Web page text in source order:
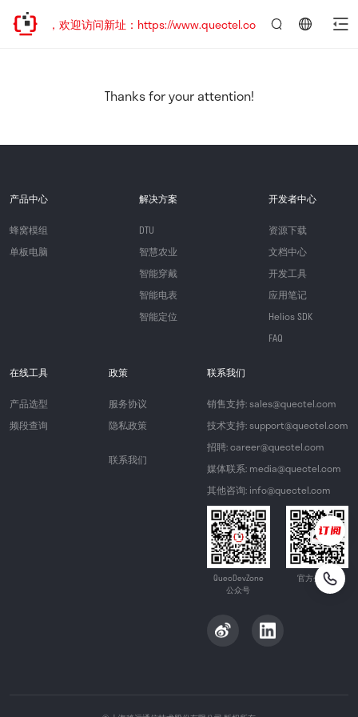
已迁移，欢迎访问新址：https://www.quectel.com.cn
Thanks for your attention!
产品中心
蜂窝模组
单板电脑
解决方案
DTU
智慧农业
智能穿戴
智能电表
智能定位
开发者中心
资源下载
文档中心
开发工具
应用笔记
Helios SDK
FAQ
在线工具
产品选型
频段查询
政策
服务协议
隐私政策
联系我们
联系我们
销售支持: sales@quectel.com
技术支持: support@quectel.com
招聘: career@quectel.com
媒体联系: media@quectel.com
其他咨询: info@quectel.com
QuecDevZone
公众号
官方公众号